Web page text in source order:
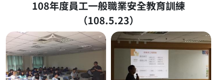
108年度員工一般職業安全教育訓練
（108.5.23）